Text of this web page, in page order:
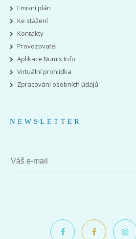
Emisní plán
Ke stažení
Kontakty
Provozovatel
Aplikace Numis Info
Virtuální prohlídka
Zpracování osobních údajů
NEWSLETTER